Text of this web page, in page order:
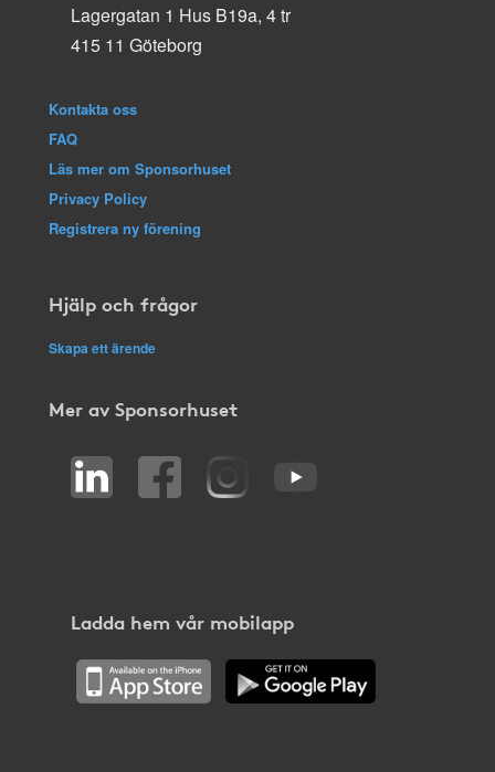
Lagergatan 1 Hus B19a, 4 tr
415 11 Göteborg
Kontakta oss
FAQ
Läs mer om Sponsorhuset
Privacy Policy
Registrera ny förening
Hjälp och frågor
Skapa ett ärende
Mer av Sponsorhuset
Ladda hem vår mobilapp